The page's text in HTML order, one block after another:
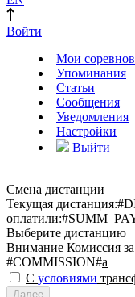
Войти
Мои
Упоминания
Статьи
Сообщения
Уведомления
Настройки
Выйти
Смена дистанции
Текущая дистанция:
оплатили:
Выберите дистанцию
Внимание Комиссия
#COMMISSION#a
С условиями
Далее